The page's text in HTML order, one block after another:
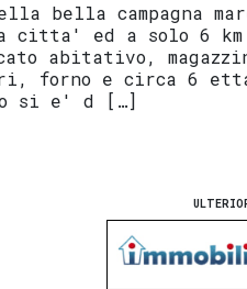
bella campagna
citta' ed a solo 6
abitativo,
forno e circa 6
si e' d […]